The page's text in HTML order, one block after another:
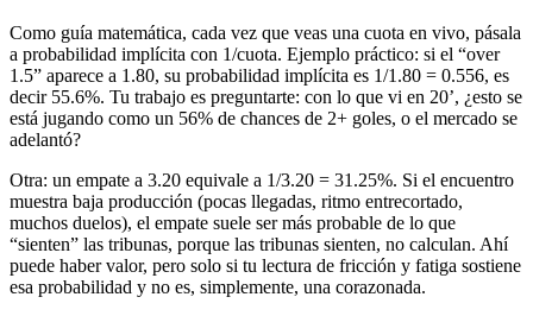
Como guía matemática, cada vez que veas una cuota en vivo, pásala
a probabilidad implícita con 1/cuota. Ejemplo práctico: si el “over
1.5” aparece a 1.80, su probabilidad implícita es 1/1.80 = 0.556, es
decir 55.6%. Tu trabajo es preguntarte: con lo que vi en 20’, ¿esto se
está jugando como un 56% de chances de 2+ goles, o el mercado se
adelantó?
Otra: un empate a 3.20 equivale a 1/3.20 = 31.25%. Si el encuentro
muestra baja producción (pocas llegadas, ritmo entrecortado,
muchos duelos), el empate suele ser más probable de lo que
“sienten” las tribunas, porque las tribunas sienten, no calculan. Ahí
puede haber valor, pero solo si tu lectura de fricción y fatiga sostiene
esa probabilidad y no es, simplemente, una corazonada.